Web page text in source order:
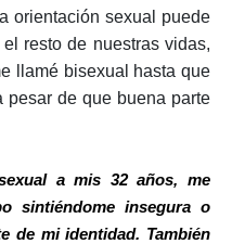
orientación sexual puede
resto de nuestras vidas,
llamé bisexual hasta que
pesar de que buena parte
a mis 32 años, me
sintiéndome insegura o
de mi identidad. También